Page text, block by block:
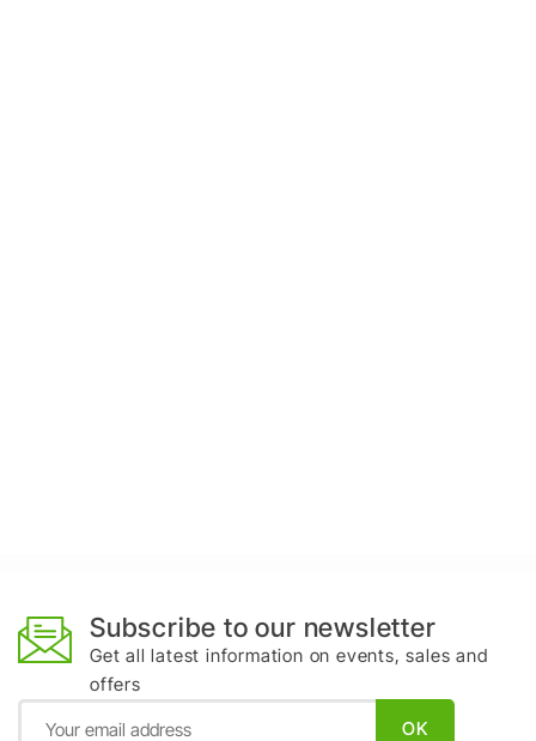
Subscribe to our newsletter
Get all latest information on events, sales and
offers